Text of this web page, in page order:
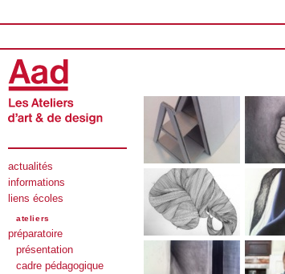
actualités
informations
liens écoles
ateliers
préparatoire
présentation
cadre pédagogique